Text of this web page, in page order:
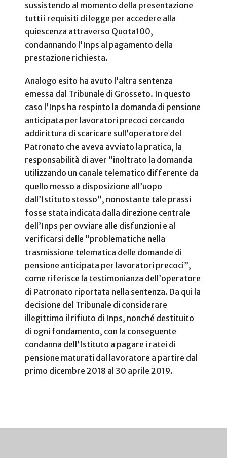
sussistendo al momento della presentazione
tutti i requisiti di legge per accedere alla
quiescenza attraverso Quota100,
condannando l’Inps al pagamento della
prestazione richiesta.
Analogo esito ha avuto l’altra sentenza
emessa dal Tribunale di Grosseto. In questo
caso l’Inps ha respinto la domanda di pensione
anticipata per lavoratori precoci cercando
addirittura di scaricare sull’operatore del
Patronato che aveva avviato la pratica, la
responsabilità di aver “inoltrato la domanda
utilizzando un canale telematico differente da
quello messo a disposizione all’uopo
dall’Istituto stesso”, nonostante tale prassi
fosse stata indicata dalla direzione centrale
dell’Inps per ovviare alle disfunzioni e al
verificarsi delle “problematiche nella
trasmissione telematica delle domande di
pensione anticipata per lavoratori precoci”,
come riferisce la testimonianza dell’operatore
di Patronato riportata nella sentenza. Da qui la
decisione del Tribunale di considerare
illegittimo il rifiuto di Inps, nonché destituito
di ogni fondamento, con la conseguente
condanna dell’Istituto a pagare i ratei di
pensione maturati dal lavoratore a partire dal
primo dicembre 2018 al 30 aprile 2019.